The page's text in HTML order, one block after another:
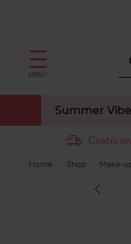
MENU
Summer
Gratis
Home Shop Make-